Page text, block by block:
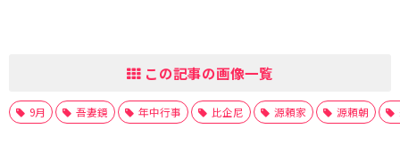
この記事の画像一覧
9月 吾妻鏡 年中行事 比企尼 源頼家 源頼朝